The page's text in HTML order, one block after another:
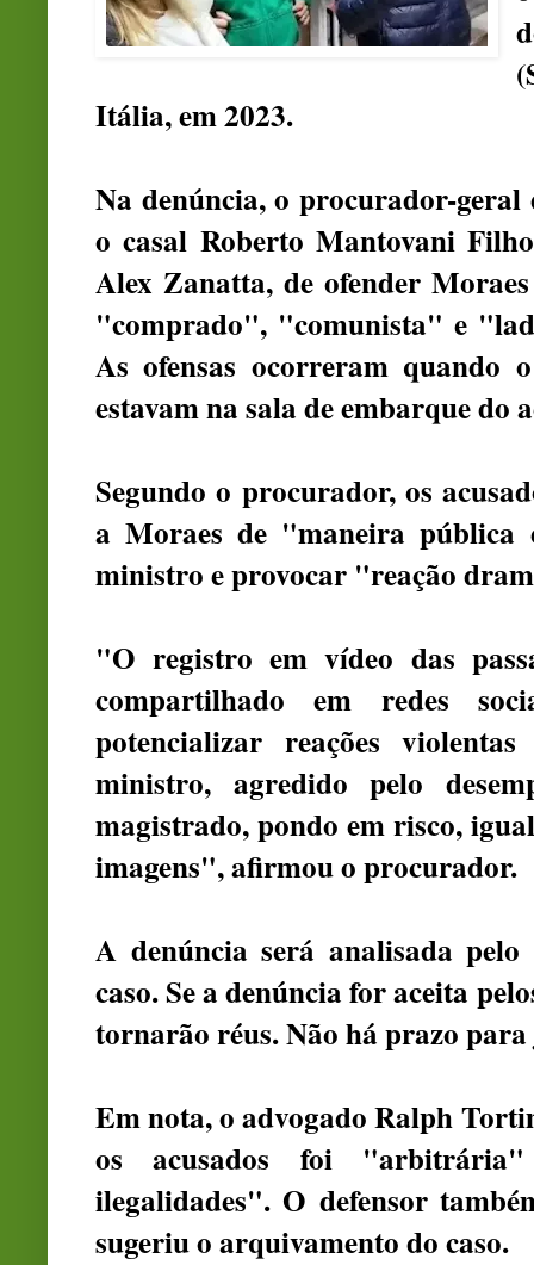
Itália, em 2023.
Na denúncia, o procurador-geral
o casal Roberto Mantovani
Alex Zanatta, de ofender
"comprado", "comunista" e
As ofensas ocorreram quando
estavam na sala de embarque do
Segundo o procurador, os
a Moraes de "maneira pública
ministro e provocar "reação
"O registro em vídeo das
compartilhado em redes
potencializar reações
ministro, agredido pelo
magistrado, pondo em risco,
imagens", afirmou o procurador.
A denúncia será analisada
caso. Se a denúncia for aceita
tornarão réus. Não há prazo
Em nota, o advogado Ralph
os acusados foi
ilegalidades". O defensor
sugeriu o arquivamento do caso.